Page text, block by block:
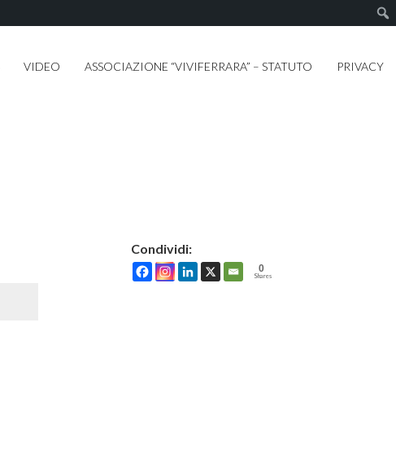
VIDEO ASSOCIAZIONE “VIVIFERRARA” – STATUTO PRIVACY
Condividi:
0
Shares